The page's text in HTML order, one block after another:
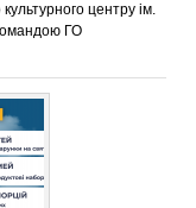
центру ім.
ГО